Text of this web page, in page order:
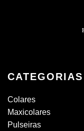
CATEGORIAS
Colares
Maxicolares
Pulseiras